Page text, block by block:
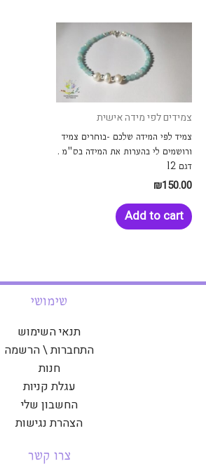
צמידים לפי מידה אישית
צמיד לפי המידה שלכם -בוחרים צמיד
ורושמים לי בהערות את המידה בס"מ .
דגם 12
₪150.00
Add to cart
שימושי
תנאי השימוש
התחברות \ הרשמה
חנות
עגלת קניות
החשבון שלי
הצהרת נגישות
צרו קשר